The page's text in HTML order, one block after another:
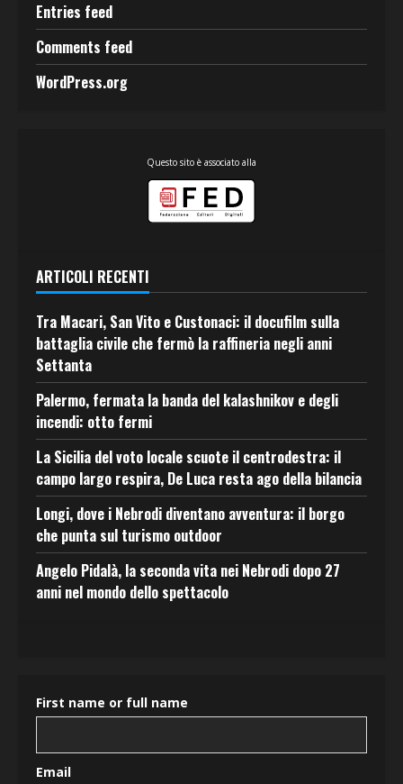
Entries feed
Comments feed
WordPress.org
Questo sito è associato alla
ARTICOLI RECENTI
Tra Macari, San Vito e Custonaci: il docufilm sulla
battaglia civile che fermò la raffineria negli anni
Settanta
Palermo, fermata la banda del kalashnikov e degli
incendi: otto fermi
La Sicilia del voto locale scuote il centrodestra: il
campo largo respira, De Luca resta ago della bilancia
Longi, dove i Nebrodi diventano avventura: il borgo
che punta sul turismo outdoor
Angelo Pidalà, la seconda vita nei Nebrodi dopo 27
anni nel mondo dello spettacolo
First name or full name
Email